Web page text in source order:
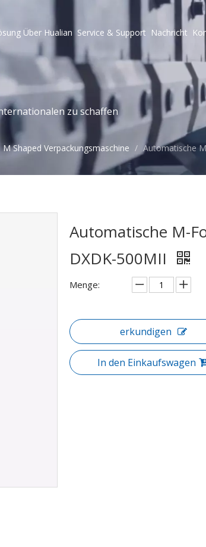
Über Hualian Service & Support Nachricht
zu schaffen
M Shaped Verpackungsmaschine / Automatische
Automatische M-
DXDK-500MII
Menge:
erkundigen
In den Einkaufswagen